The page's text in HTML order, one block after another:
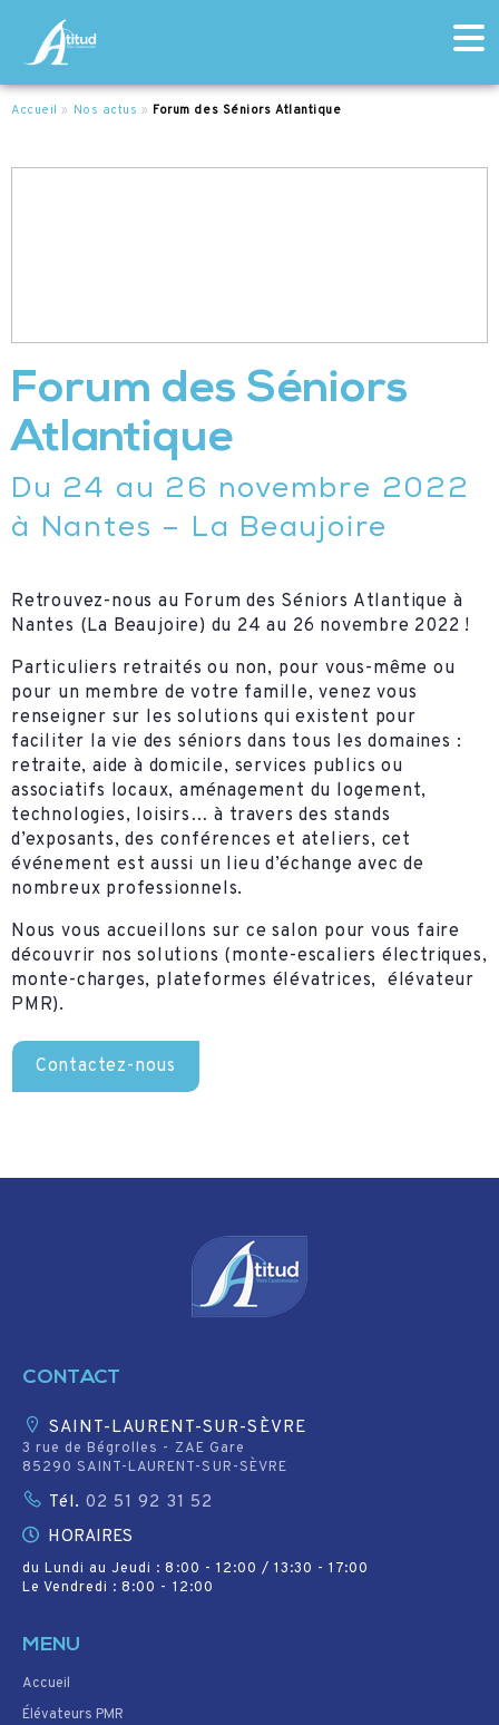
Accueil » Nos actus » Forum des Séniors Atlantique
Forum des Séniors
Atlantique
Du 24 au 26 novembre 2022
à Nantes – La Beaujoire
Retrouvez-nous au Forum des Séniors Atlantique à
Nantes (La Beaujoire) du 24 au 26 novembre 2022 !
Particuliers retraités ou non, pour vous-même ou
pour un membre de votre famille, venez vous
renseigner sur les solutions qui existent pour
faciliter la vie des séniors dans tous les domaines :
retraite, aide à domicile, services publics ou
associatifs locaux, aménagement du logement,
technologies, loisirs… à travers des stands
d’exposants, des conférences et ateliers, cet
événement est aussi un lieu d’échange avec de
nombreux professionnels.
Nous vous accueillons sur ce salon pour vous faire
découvrir nos solutions (monte-escaliers électriques,
monte-charges, plateformes élévatrices, élévateur
PMR).
Contactez-nous
CONTACT
SAINT-LAURENT-SUR-SÈVRE
3 rue de Bégrolles - ZAE Gare
85290 SAINT-LAURENT-SUR-SÈVRE
Tél. 02 51 92 31 52
HORAIRES
du Lundi au Jeudi : 8:00 - 12:00 / 13:30 - 17:00
Le Vendredi : 8:00 - 12:00
MENU
Accueil
Élévateurs PMR